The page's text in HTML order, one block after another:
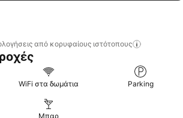
από κορυφαίους ιστότοπους
WiFi στα δωμάτια Parking
Μπαρ